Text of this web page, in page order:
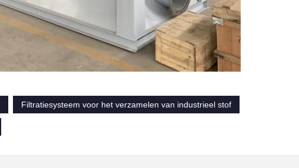
Filtratiesysteem voor het verzamelen van industrieel stof